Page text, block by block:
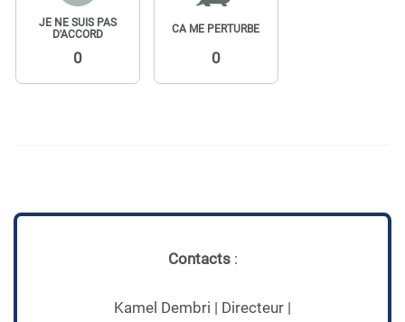
JE NE SUIS PAS
D'ACCORD
0
CA ME PERTURBE
0
Contacts:
Kamel Dembri | Directeur |